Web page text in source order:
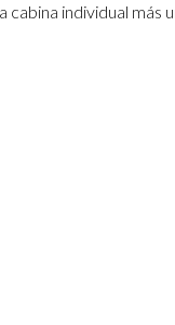
individual más